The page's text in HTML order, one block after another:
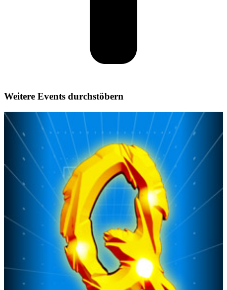
Weitere Events durchstöbern